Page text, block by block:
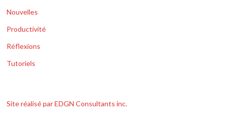
Nouvelles
Productivité
Réflexions
Tutoriels
Site réalisé par EDGN Consultants inc.